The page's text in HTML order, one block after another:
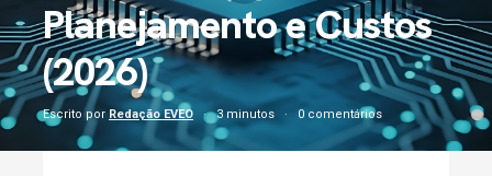
Planejamento e Custos
(2026)
Escrito por Redação EVEO 3 minutos 0 comentários